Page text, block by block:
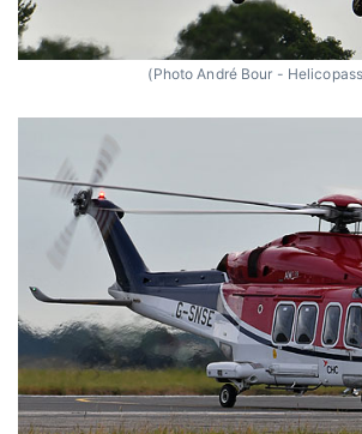
(Photo André Bour -